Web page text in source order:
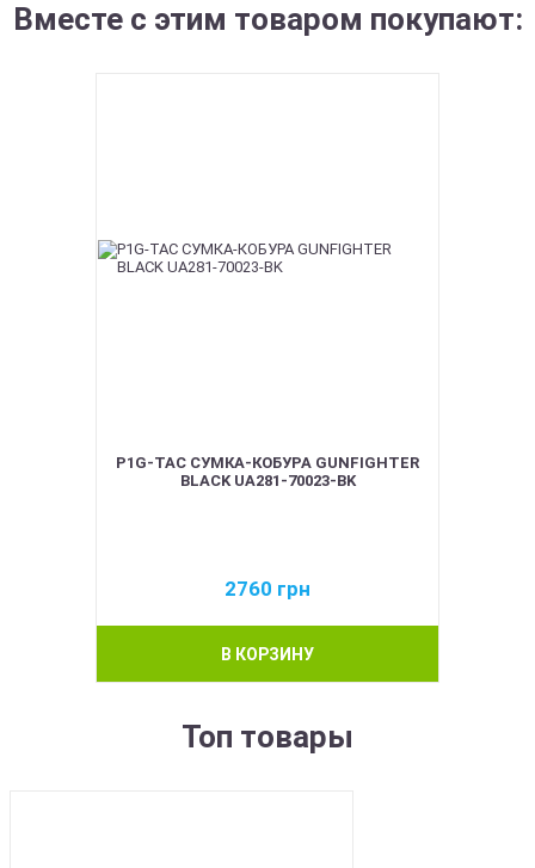
Вместе с этим товаром покупают:
P1G-TAC СУМКА-КОБУРА GUNFIGHTER
BLACK UA281-70023-BK
2760 грн
В КОРЗИНУ
Топ товары